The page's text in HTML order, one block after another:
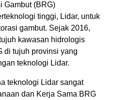
Gambut (BRG)
tinggi, Lidar, untuk
gambut. Sejak 2016,
kawasan hidrologis
di tujuh provinsi yang
teknologi Lidar.
teknologi Lidar sangat
dan Kerja Sama BRG